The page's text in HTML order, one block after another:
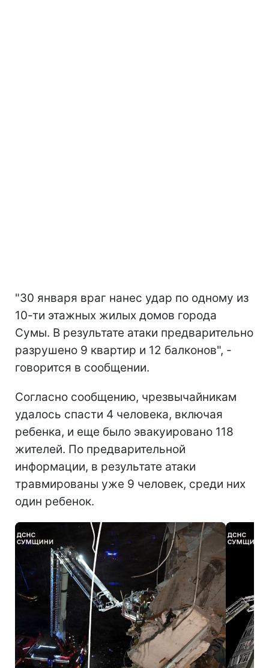
"30 января враг нанес удар по одному из
10-ти этажных жилых домов города
Сумы. В результате атаки предварительно
разрушено 9 квартир и 12 балконов", -
говорится в сообщении.
Согласно сообщению, чрезвычайникам
удалось спасти 4 человека, включая
ребенка, и еще было эвакуировано 118
жителей. По предварительной
информации, в результате атаки
травмированы уже 9 человек, среди них
один ребенок.